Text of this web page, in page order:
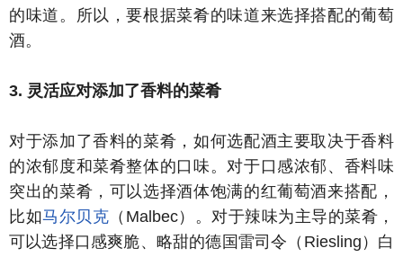
的味道。所以，要根据菜肴的味道来选择搭配的葡萄
酒。
3. 灵活应对添加了香料的菜肴
对于添加了香料的菜肴，如何选配酒主要取决于香料
的浓郁度和菜肴整体的口味。对于口感浓郁、香料味
突出的菜肴，可以选择酒体饱满的红葡萄酒来搭配，
比如马尔贝克 （Malbec）。对于辣味为主导的菜肴，
可以选择口感爽脆、略甜的德国雷司令（Riesling）白